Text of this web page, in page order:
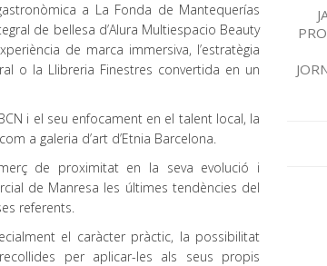
a La Fonda de Mantequerías
de bellesa d’Alura Multiespacio Beauty
de marca immersiva, l’estratègia
o la Llibreria Finestres convertida en un
i el seu enfocament en el talent local, la
a galeria d’art d’Etnia Barcelona.
de proximitat en la seva evolució i
de Manresa les últimes tendències del
referents.
el caràcter pràctic, la possibilitat
per aplicar-les als seus propis